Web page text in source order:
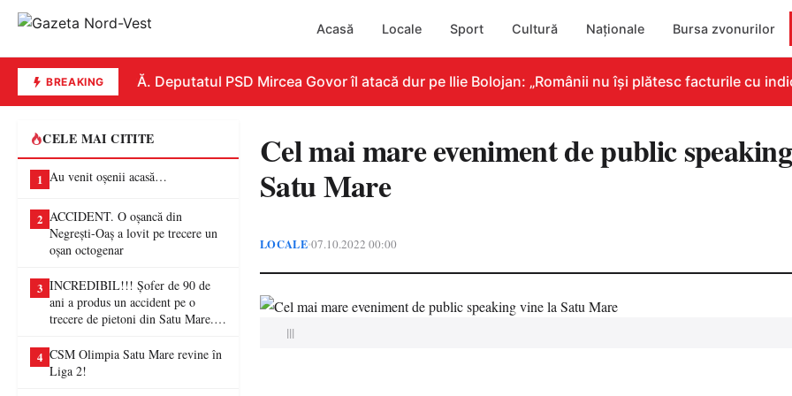
Acasă Locale Sport Cultură Naționale Bursa zvonurilor
BREAKING
REPLICĂ. Deputatul PSD Mircea Govor îl atacă dur pe Ilie Bolojan: „Românii nu își plătesc facturile cu
CELE MAI CITITE
1 Au venit oșenii acasă…
2 ACCIDENT. O oșancă din
Negrești-Oaș a lovit pe trecere un
oșan octogenar
3 INCREDIBIL!!! Șofer de 90 de
ani a produs un accident pe o
trecere de pietoni din Satu Mare. O
4 CSM Olimpia Satu Mare revine în
Liga 2!
Cel mai mare eveniment de public
Satu Mare
LOCALE•07.10.2022 00:00
|||